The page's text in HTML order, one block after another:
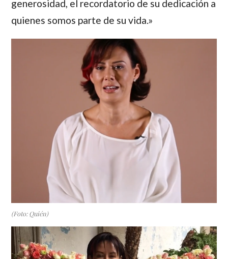
generosidad, el recordatorio de su dedicación a
quienes somos parte de su vida.»
(Foto: Quién)